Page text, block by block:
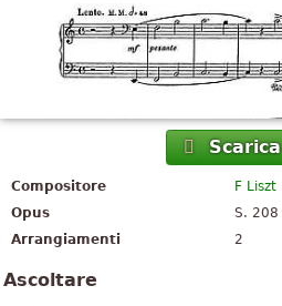
Scarica
Compositore
F Liszt
Opus
S. 208
Arrangiamenti
2
Ascoltare